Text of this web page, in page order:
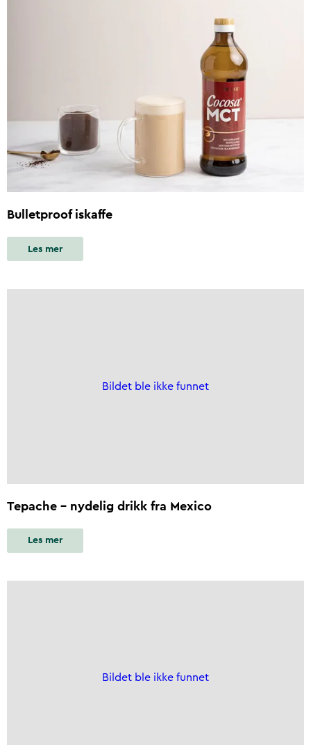
Bulletproof iskaffe
Les mer
Bildet ble ikke funnet
Tepache – nydelig drikk fra Mexico
Les mer
Bildet ble ikke funnet